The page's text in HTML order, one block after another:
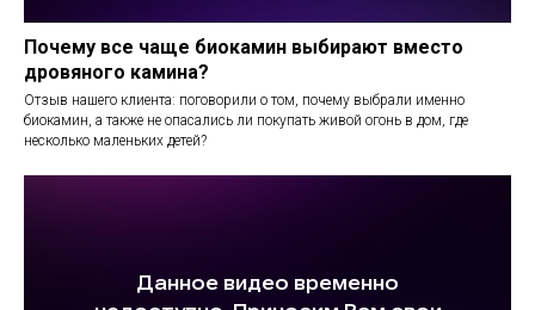
Почему все чаще биокамин выбирают вместо
дровяного камина?
Отзыв нашего клиента: поговорили о том, почему выбрали именно
биокамин, а также не опасались ли покупать живой огонь в дом, где
несколько маленьких детей?